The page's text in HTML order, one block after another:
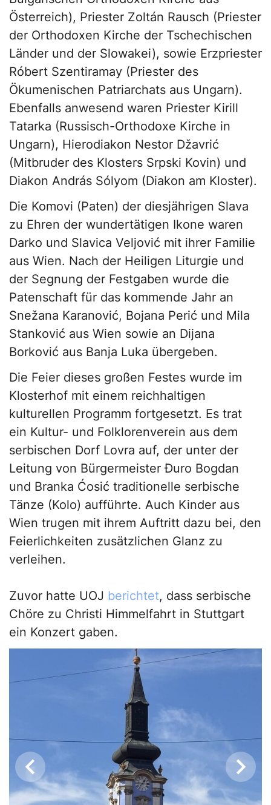
Österreich), Priester Zoltán Rausch (Priester
der Orthodoxen Kirche der Tschechischen
Länder und der Slowakei), sowie Erzpriester
Róbert Szentiramay (Priester des
Ökumenischen Patriarchats aus Ungarn).
Ebenfalls anwesend waren Priester Kirill
Tatarka (Russisch-Orthodoxe Kirche in
Ungarn), Hierodiakon Nestor Džavrić
(Mitbruder des Klosters Srpski Kovin) und
Diakon András Sólyom (Diakon am Kloster).
Die Komovi (Paten) der diesjährigen Slava
zu Ehren der wundertätigen Ikone waren
Darko und Slavica Veljović mit ihrer Familie
aus Wien. Nach der Heiligen Liturgie und
der Segnung der Festgaben wurde die
Patenschaft für das kommende Jahr an
Snežana Karanović, Bojana Perić und Mila
Stanković aus Wien sowie an Dijana
Borković aus Banja Luka übergeben.
Die Feier dieses großen Festes wurde im
Klosterhof mit einem reichhaltigen
kulturellen Programm fortgesetzt. Es trat
ein Kultur- und Folklorenverein aus dem
serbischen Dorf Lovra auf, der unter der
Leitung von Bürgermeister Đuro Bogdan
und Branka Ćosić traditionelle serbische
Tänze (Kolo) aufführte. Auch Kinder aus
Wien trugen mit ihrem Auftritt dazu bei, den
Feierlichkeiten zusätzlichen Glanz zu
verleihen.
Zuvor hatte UOJ berichtet, dass serbische
Chöre zu Christi Himmelfahrt in Stuttgart
ein Konzert gaben.